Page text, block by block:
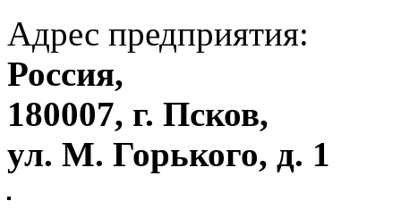
Адрес предприятия:
Россия,
180007, г. Псков,
ул. М. Горького, д. 1